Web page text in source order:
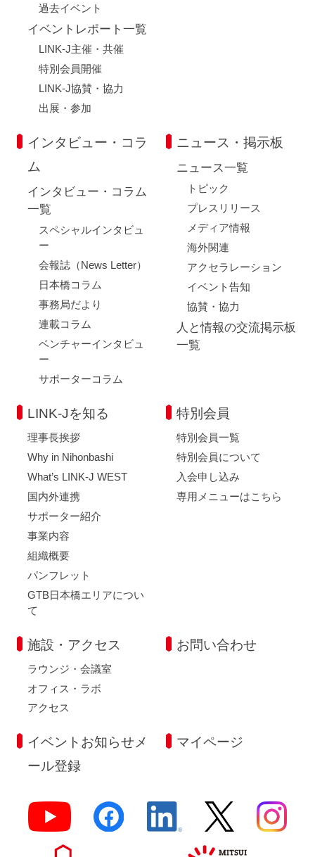
過去イベント
イベントレポート一覧
LINK-J主催・共催
特別会員開催
LINK-J協賛・協力
出展・参加
インタビュー・コラ
ム
インタビュー・コラム
一覧
スペシャルインタビュ
ー
会報誌（News Letter）
日本橋コラム
事務局だより
連載コラム
ベンチャーインタビュ
ー
サポーターコラム
ニュース・掲示板
ニュース一覧
トピック
プレスリリース
メディア情報
海外関連
アクセラレーション
イベント告知
協賛・協力
人と情報の交流掲示板
一覧
LINK-Jを知る
理事長挨拶
Why in Nihonbashi
What’s LINK-J WEST
国内外連携
サポーター紹介
事業内容
組織概要
パンフレット
GTB日本橋エリアについ
て
特別会員
特別会員一覧
特別会員について
入会申し込み
専用メニューはこちら
施設・アクセス
ラウンジ・会議室
オフィス・ラボ
アクセス
お問い合わせ
イベントお知らせメ
ール登録
マイページ